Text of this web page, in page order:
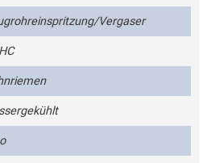
Vergaser